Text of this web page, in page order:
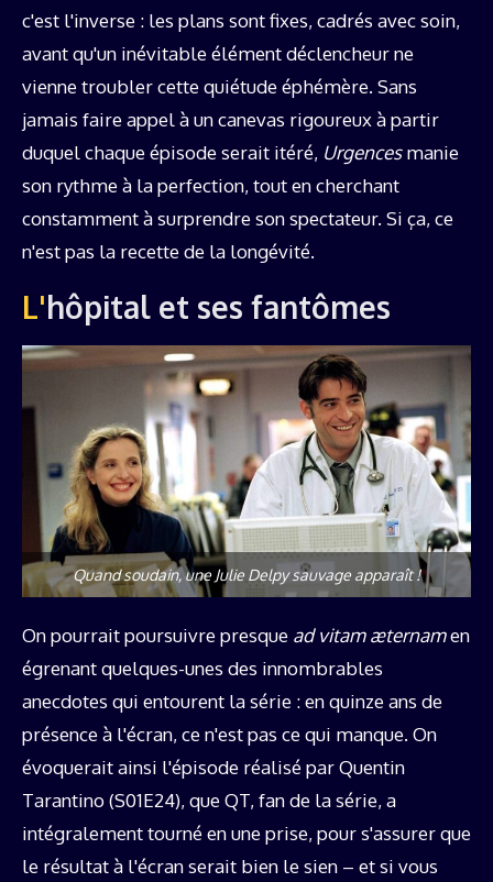
c'est l'inverse : les plans sont fixes, cadrés avec soin,
avant qu'un inévitable élément déclencheur ne
vienne troubler cette quiétude éphémère. Sans
jamais faire appel à un canevas rigoureux à partir
duquel chaque épisode serait itéré, Urgencesmanie
son rythme à la perfection, tout en cherchant
constamment à surprendre son spectateur. Si ça, ce
n'est pas la recette de la longévité.
L'hôpital et ses fantômes
Quand soudain, une Julie Delpy sauvage apparaît !
On pourrait poursuivre presque ad vitam æternamen
égrenant quelques-unes des innombrables
anecdotes qui entourent la série : en quinze ans de
présence à l'écran, ce n'est pas ce qui manque. On
évoquerait ainsi l'épisode réalisé par Quentin
Tarantino (S01E24), que QT, fan de la série, a
intégralement tourné en une prise, pour s'assurer que
le résultat à l'écran serait bien le sien – et si vous